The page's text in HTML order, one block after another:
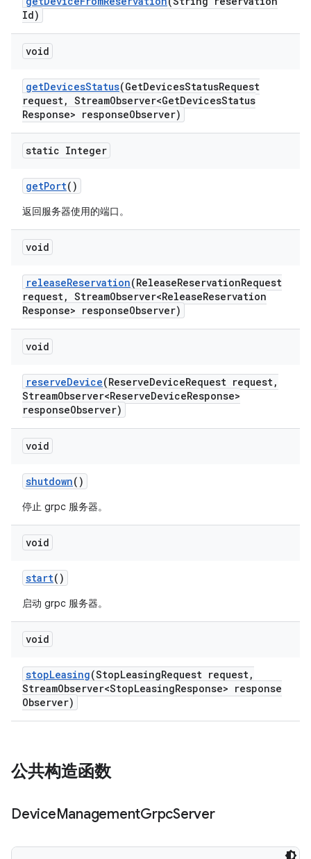
Id)
void
getDevicesStatus(GetDevicesStatusRequest
request, StreamObserver<GetDevicesStatus
Response> responseObserver)
static Integer
getPort()
返回服务器使用的端口。
void
releaseReservation(ReleaseReservationRequest
request, StreamObserver<ReleaseReservation
Response> responseObserver)
void
reserveDevice(ReserveDeviceRequest request,
StreamObserver<ReserveDeviceResponse>
responseObserver)
void
shutdown()
停止 grpc 服务器。
void
start()
启动 grpc 服务器。
void
stopLeasing(StopLeasingRequest request,
StreamObserver<StopLeasingResponse> response
Observer)
公共构造函数
DeviceManagementGrpcServer